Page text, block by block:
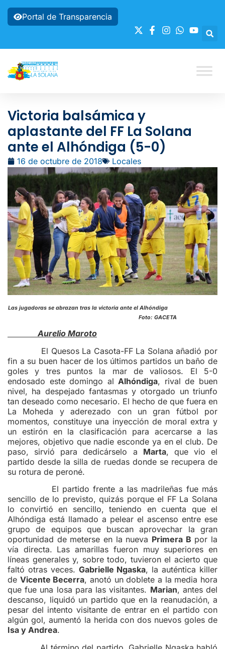
Portal de Transparencia
Victoria balsámica y
aplastante del FF La Solana
ante el Alhóndiga (5-0)
16 de octubre de 2018 Locales
Las jugadoras se abrazan tras la victoria ante el Alhóndiga
Foto: GACETA
Aurelio Maroto
El Quesos La Casota-FF La Solana añadió por
fin a su buen hacer de los últimos partidos un baño de
goles y tres puntos la mar de valiosos. El 5-0
endosado este domingo alAlhóndiga, rival de buen
nivel, ha despejado fantasmas y otorgado un triunfo
tan deseado como necesario. El hecho de que fuera en
La Moheda y aderezado con un gran fútbol por
momentos, constituye una inyección de moral extra y
un estirón en la clasificación para acercarse a las
mejores, objetivo que nadie esconde ya en el club. De
paso, sirvió para dedicárselo a Marta, que vio el
partido desde la silla de ruedas donde se recupera de
su rotura de peroné.
El partido frente a las madrileñas fue más
sencillo de lo previsto, quizás porque el FF La Solana
lo convirtió en sencillo, teniendo en cuenta que el
Alhóndiga está llamado a pelear el ascenso entre ese
grupo de equipos que buscan aprovechar la gran
oportunidad de meterse en la nueva Primera B por la
vía directa. Las amarillas fueron muy superiores en
líneas generales y, sobre todo, tuvieron el acierto que
faltó otras veces. Gabrielle Ngaska, la auténtica killer
de Vicente Becerra, anotó un doblete a la media hora
que fue una losa para las visitantes. Marian, antes del
descanso, liquidó un partido que en la reanudación, a
pesar del intento visitante de entrar en el partido con
algún gol, aumentó la herida con dos nuevos goles de
Isa y Andrea.